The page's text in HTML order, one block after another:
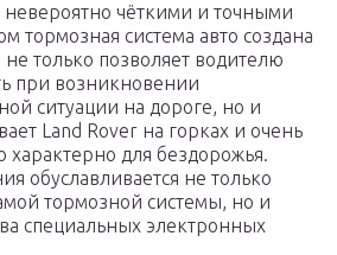
чёткими и точными
тормозная система авто создана
только позволяет водителю
при возникновении
ситуации на дороге, но и
Land Rover на горках и очень
характерно для бездорожья.
обуславливается не только
тормозной системы, но и
специальных электронных